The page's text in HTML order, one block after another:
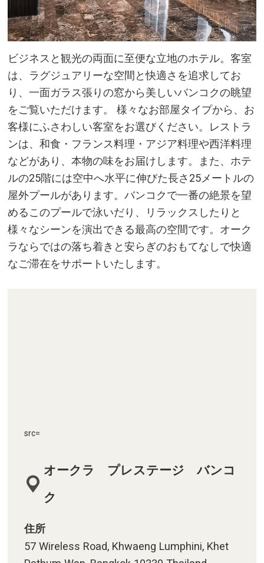
ビジネスと観光の両面に至便な立地のホテル。客室
は、ラグジュアリーな空間と快適さを追求してお
り、一面ガラス張りの窓から美しいバンコクの眺望
をご覧いただけます。 様々なお部屋タイプから、お
客様にふさわしい客室をお選びください。レストラ
ンは、和食・フランス料理・アジア料理や西洋料理
などがあり、本物の味をお届けします。また、ホテ
ルの25階には空中へ水平に伸びた長さ25メートルの
屋外プールがあります。バンコクで一番の絶景を望
めるこのプールで泳いだり、リラックスしたりと
様々なシーンを演出できる最高の空間です。オーク
ラならではの落ち着きと安らぎのおもてなしで快適
なご滞在をサポートいたします。
src=
オークラ プレステージ バンコ
ク
住所
57 Wireless Road, Khwaeng Lumphini, Khet